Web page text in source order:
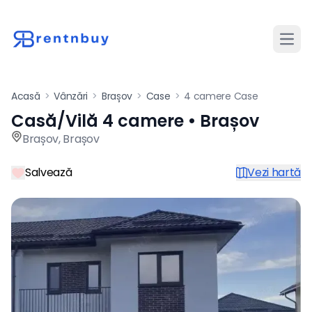
Acasă > Vânzări > Brașov > Case > 4 camere Case
Casă / vilă de vânzare cu 4
Casă/Vilă 4 camere • Brașov
Brașov,Brașov
Salvează Vezi hartă